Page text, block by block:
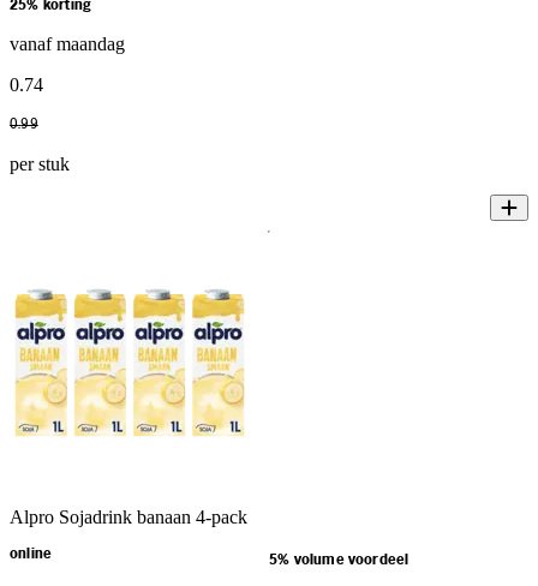
25% korting
vanaf maandag
0.74
0.99
per stuk
Alpro Sojadrink banaan 4-pack
online 5% volume voordeel